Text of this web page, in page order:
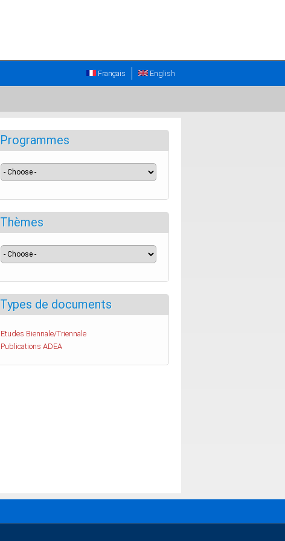
English
Français
Programmes
Thèmes
Types de documents
Etudes Biennale/Triennale
Publications ADEA